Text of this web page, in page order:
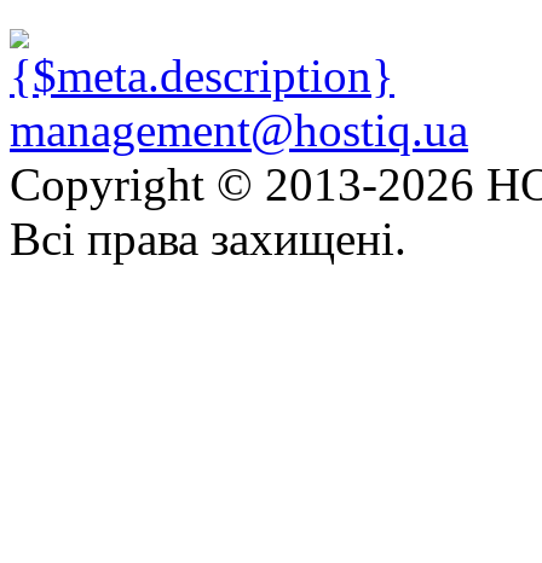
management@hostiq.ua
Copyright © 2013-2026
Всі права захищені.